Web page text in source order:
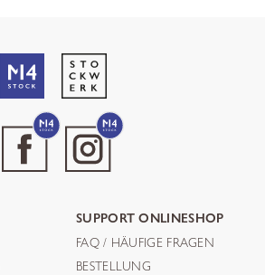
SUPPORT ONLINESHOP
FAQ / HÄUFIGE FRAGEN
BESTELLUNG